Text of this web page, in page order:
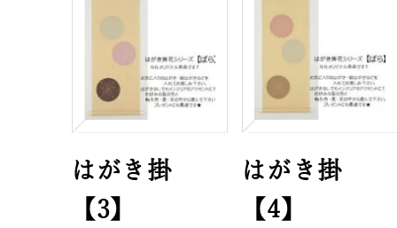
はがき掛
【3】
はがき掛
【4】